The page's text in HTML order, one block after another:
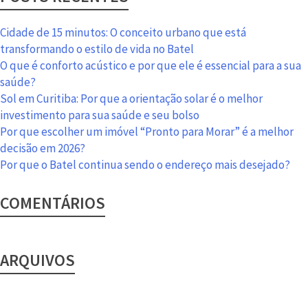
declaração
no
Imposto
Renda
Cidade de 15 minutos: O conceito urbano que está
transformando o estilo de vida no Batel
O que é conforto acústico e por que ele é essencial para a sua
saúde?
Sol em Curitiba: Por que a orientação solar é o melhor
investimento para sua saúde e seu bolso
Por que escolher um imóvel “Pronto para Morar” é a melhor
decisão em 2026?
Por que o Batel continua sendo o endereço mais desejado?
COMENTÁRIOS
ARQUIVOS